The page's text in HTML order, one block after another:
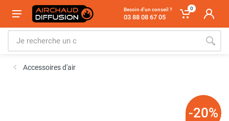
Besoin d'un conseil ?
03 88 08 67 05
0
Accessoires d'air
-20%